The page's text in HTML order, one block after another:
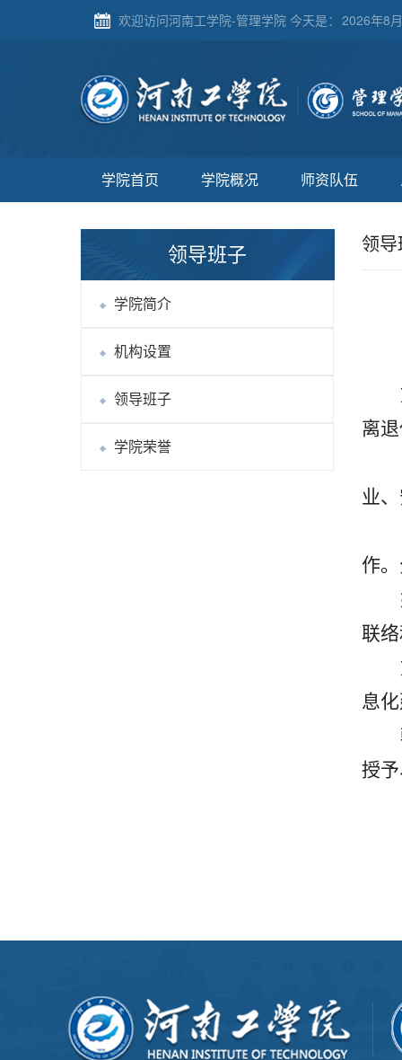
欢迎访问河南工学院-管理学院 今天是： 2026年8
学院首页 学院概况 师资队伍
领导班子
学院简介
机构设置
领导班子
学院荣誉
领
离
业、
作
联
息
授